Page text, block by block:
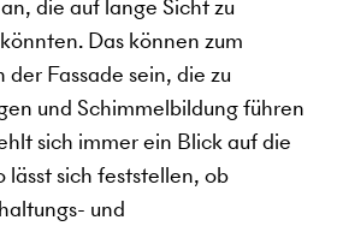
die auf lange Sicht zu
Das können zum
Fassade sein, die zu
und Schimmelbildung führen
sich immer ein Blick auf die
lässt sich feststellen, ob
und